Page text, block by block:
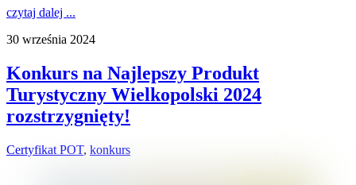
czytaj dalej ...
30 września 2024
Konkurs na Najlepszy Produkt
Turystyczny Wielkopolski 2024
rozstrzygnięty!
Certyfikat POT, konkurs